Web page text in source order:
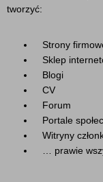
tworzyć:
Strony
Sklep
Blogi
CV
Forum
Portale
Witryny
… prawie